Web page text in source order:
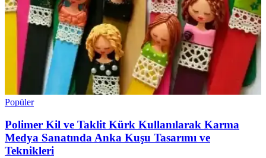
Popüler
Polimer Kil ve Taklit Kürk Kullanılarak Karma
Medya Sanatında Anka Kuşu Tasarımı ve
Teknikleri